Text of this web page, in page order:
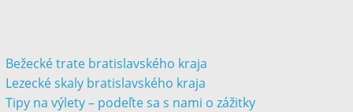
Bežecké trate bratislavského kraja
Lezecké skaly bratislavského kraja
Tipy na výlety – podeľte sa s nami o zážitky